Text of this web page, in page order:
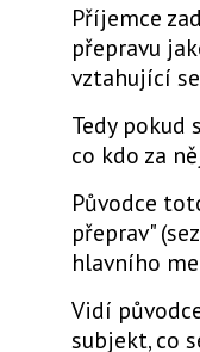
Příjemce
přepravu
vztahující
Tedy pokud
co kdo za
Původce
přeprav"
hlavního
Vidí
subjekt, co